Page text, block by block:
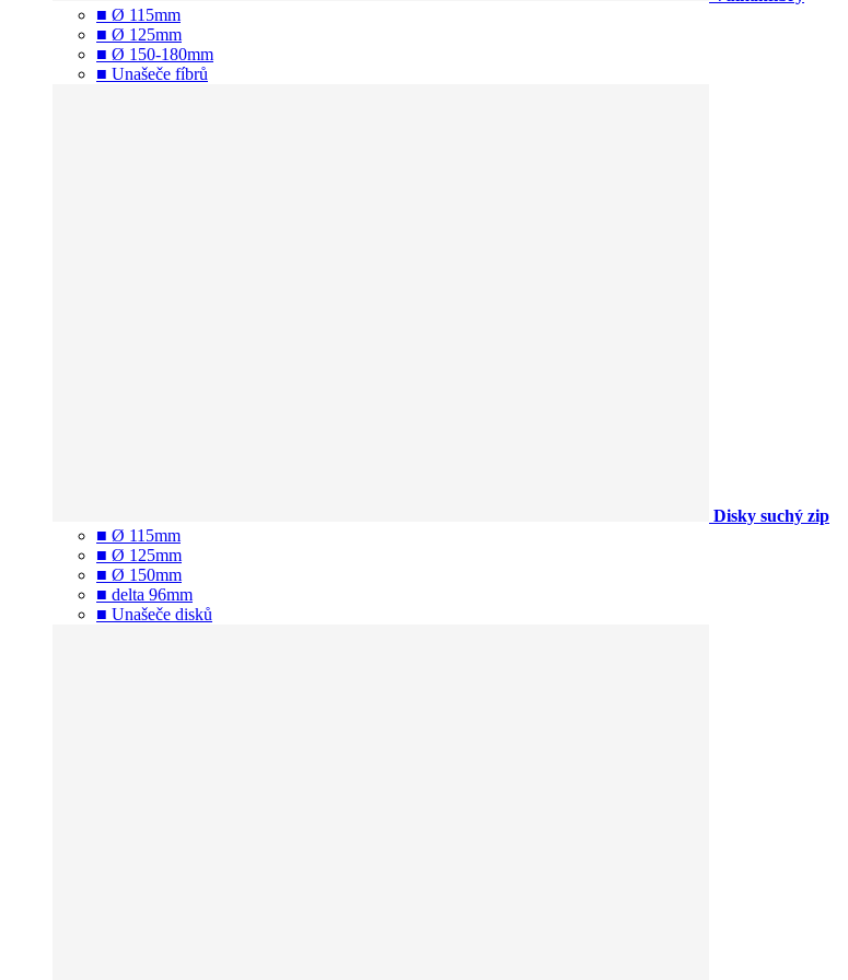
■ Ø 115mm
■ Ø 125mm
■ Ø 150-180mm
■ Unašeče fíbrů
Disky suchý zip
■ Ø 115mm
■ Ø 125mm
■ Ø 150mm
■ delta 96mm
■ Unašeče disků